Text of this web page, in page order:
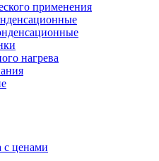
применения
нагрева
с ценами